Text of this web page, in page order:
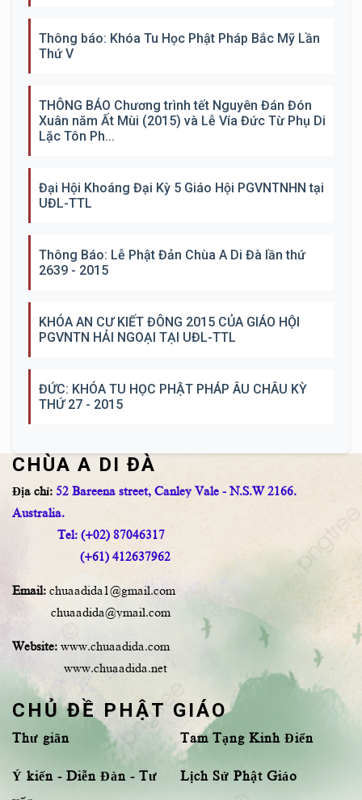
Thông báo: Khóa Tu Học Phật Pháp Bắc Mỹ Lần
Thứ V
THÔNG BÁO Chương trình tết Nguyên Đán Đón
Xuân năm Ất Mùi (2015) và Lễ Vía Đức Từ Phụ Di
Lặc Tôn Ph...
Đại Hội Khoáng Đại Kỳ 5 Giáo Hội PGVNTNHN tại
UĐL-TTL
Thông Báo: Lễ Phật Đản Chùa A Di Đà lần thứ
2639 - 2015
KHÓA AN CƯ KIẾT ĐÔNG 2015 CỦA GIÁO HỘI
PGVNTN HẢI NGOẠI TẠI UĐL-TTL
ĐỨC: KHÓA TU HỌC PHẬT PHÁP ÂU CHÂU KỲ
THỨ 27 - 2015
CHÙA A DI ĐÀ
Địa chỉ: 52 Bareena street, Canley Vale - N.S.W 2166.
Australia.
Tel: (+02) 87046317
(+61) 412637962
Email: chuaadida1@gmail.com
chuaadida@ymail.com
Website: www.chuaadida.com
www.chuaadida.net
CHỦ ĐỀ PHẬT GIÁO
Thư giãn
Ý kiến - Diễn Đàn - Tư
Tam Tạng Kinh Điển
Lịch Sử Phật Giáo